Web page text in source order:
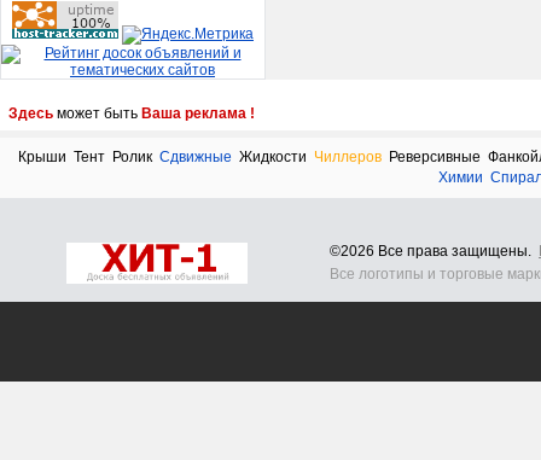
Здесь может быть Ваша реклама !
Крыши Тент Ролик Сдвижные Жидкости Чиллеров Реверсивные
Химии
©2026 Все права защищены.
Все логотипы и торговые